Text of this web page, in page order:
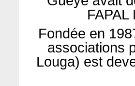
Fondée en
associations
Louga) est